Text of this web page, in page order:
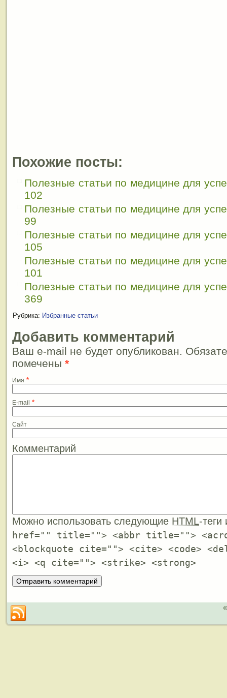
Похожие посты:
Полезные статьи по медицине для
102
Полезные статьи по медицине для
99
Полезные статьи по медицине для
105
Полезные статьи по медицине для
101
Полезные статьи по медицине для
369
Рубрика: Избранные статьи
Добавить комментарий
Ваш e-mail не будет опубликован.
помечены *
Имя *
E-mail *
Сайт
Комментарий
Можно использовать следующие HTML-
href="" title=""> <abbr title="">
<blockquote cite=""> <cite> <code>
<i> <q cite=""> <strike> <strong>